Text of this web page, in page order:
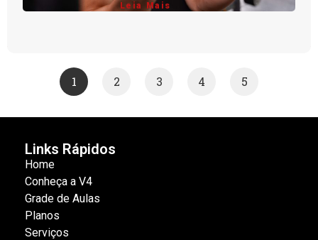
Leia Mais
1 2 3 4 5
Links Rápidos
Home
Conheça a V4
Grade de Aulas
Planos
Serviços